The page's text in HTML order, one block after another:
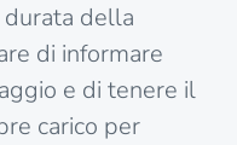
della
di informare
e di tenere il
carico per